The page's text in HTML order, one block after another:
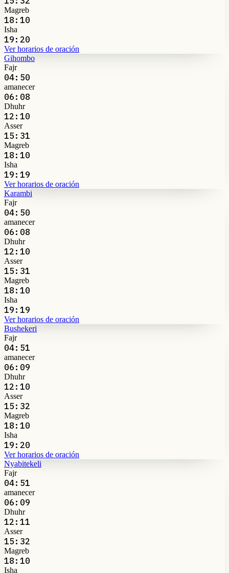
Magreb
18:10
Isha
19:20
Ver horarios de oración
Gihombo
Fajr
04:50
amanecer
06:08
Dhuhr
12:10
Asser
15:31
Magreb
18:10
Isha
19:19
Ver horarios de oración
Karambi
Fajr
04:50
amanecer
06:08
Dhuhr
12:10
Asser
15:31
Magreb
18:10
Isha
19:19
Ver horarios de oración
Bushekeri
Fajr
04:51
amanecer
06:09
Dhuhr
12:10
Asser
15:32
Magreb
18:10
Isha
19:20
Ver horarios de oración
Nyabitekeli
Fajr
04:51
amanecer
06:09
Dhuhr
12:11
Asser
15:32
Magreb
18:10
Isha